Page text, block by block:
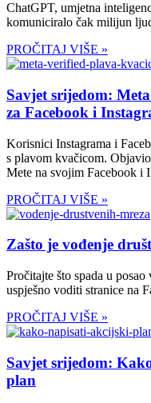
ChatGPT, umjetna
komuniciralo čak milijun
PROČITAJ VIŠE »
Savjet srijedom:
za Facebook i
Korisnici Instagrama i
s plavom kvačicom.
Mete na svojim Facebook i
PROČITAJ VIŠE »
Zašto je vođenje
Pročitajte što spada u
uspješno voditi stranice na
PROČITAJ VIŠE »
Savjet srijedom:
plan